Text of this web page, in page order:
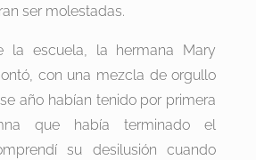
ser molestadas.
la escuela, la hermana Mary
con una mezcla de orgullo
año habían tenido por primera
que había terminado el
su desilusión cuando